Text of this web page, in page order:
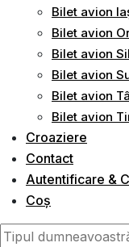
Bilet avion
Bilet avion
Bilet avion
Bilet avion
Bilet avion
Bilet avion
Croaziere
Contact
Autentificare &
Coș